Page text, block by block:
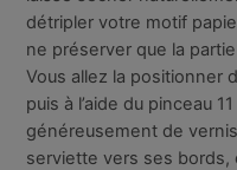
détripler votre motif
ne préserver que la
Vous allez la positionner
puis à l’aide du pinceau
généreusement de
serviette vers ses bords,